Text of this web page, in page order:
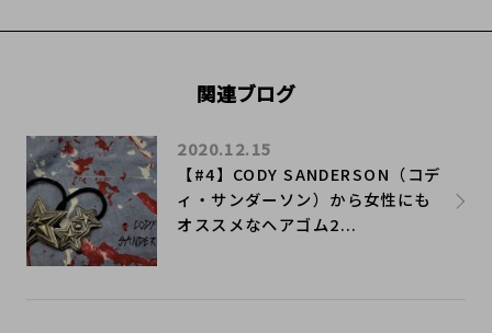
関連ブログ
​【#4】CODY SANDERSON（コデ
ィ・サンダーソン）から女性にも
オススメなヘアゴム2...
2020.12.15